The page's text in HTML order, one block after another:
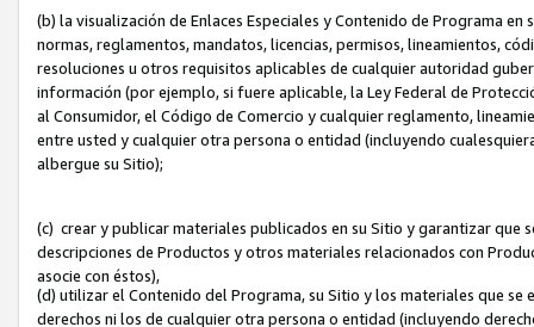
(b) la visualización de Enlaces Especiales y Contenido de Programa
normas, reglamentos, mandatos, licencias, permisos, lineamientos,
resoluciones u otros requisitos aplicables de cualquier autoridad
información (por ejemplo, si fuere aplicable, la Ley Federal de
al Consumidor, el Código de Comercio y cualquier reglamento,
entre usted y cualquier otra persona o entidad (incluyendo
albergue su Sitio);
(c) crear y publicar materiales publicados en su Sitio y garantizar que
descripciones de Productos y otros materiales relacionados con
asocie con éstos),
(d) utilizar el Contenido del Programa, su Sitio y los materiales que se
derechos ni los de cualquier otra persona o entidad (incluyendo